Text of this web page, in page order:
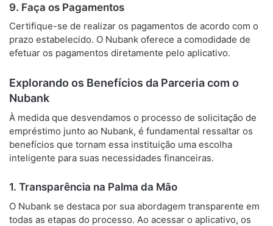
9. Faça os Pagamentos
Certifique-se de realizar os pagamentos de acordo com o
prazo estabelecido. O Nubank oferece a comodidade de
efetuar os pagamentos diretamente pelo aplicativo.
Explorando os Benefícios da Parceria com o
Nubank
À medida que desvendamos o processo de solicitação de
empréstimo junto ao Nubank, é fundamental ressaltar os
benefícios que tornam essa instituição uma escolha
inteligente para suas necessidades financeiras.
1. Transparência na Palma da Mão
O Nubank se destaca por sua abordagem transparente em
todas as etapas do processo. Ao acessar o aplicativo, os